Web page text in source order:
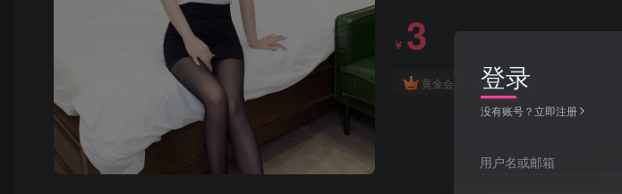
￥ 3
黄金会员 免费
登录
没有账号？立即注册
用户名或邮箱